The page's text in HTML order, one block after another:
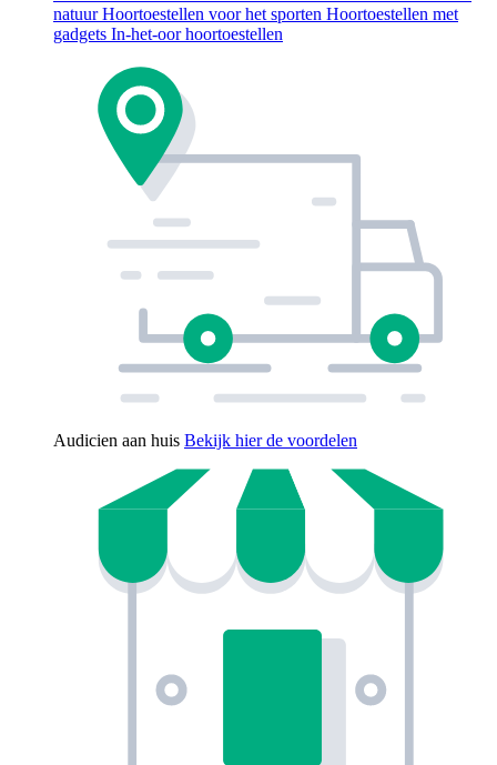
natuurHoortoestellen voor het sporten Hoortoestellen met
gadgets In-het-oor hoortoestellen
Audicien aan huis Bekijk hier de voordelen